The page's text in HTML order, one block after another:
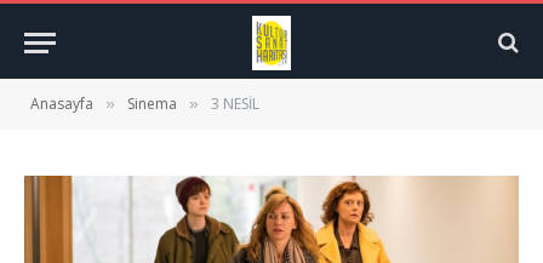
Anasayfa » Sinema » 3 NESİL